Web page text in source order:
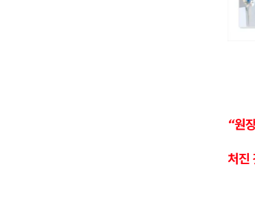
“원
처진